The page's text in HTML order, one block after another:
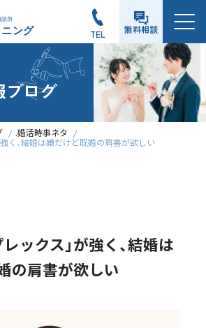
TEL 無料相談
メニュー
ブログ
.婚活時事ネタ
く、結婚は嫌だけど既婚の肩書が欲しい
レックス」が強く、結婚は
の肩書が欲しい